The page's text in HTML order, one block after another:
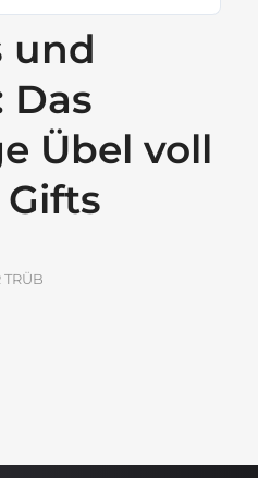
und
Das
Übel voll
TRÜB